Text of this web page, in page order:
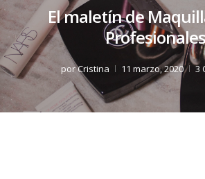
El maletín de
Profesionales
porCristina 11 marzo, 2020 3